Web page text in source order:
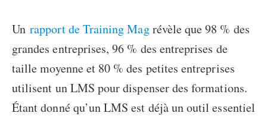
Unrapport de Training Magrévèle que 98 % des
grandes entreprises, 96 % des entreprises de
taille moyenne et 80 % des petites entreprises
utilisent un LMS pour dispenser des formations.
Étant donné qu’un LMS est déjà un outil essentiel